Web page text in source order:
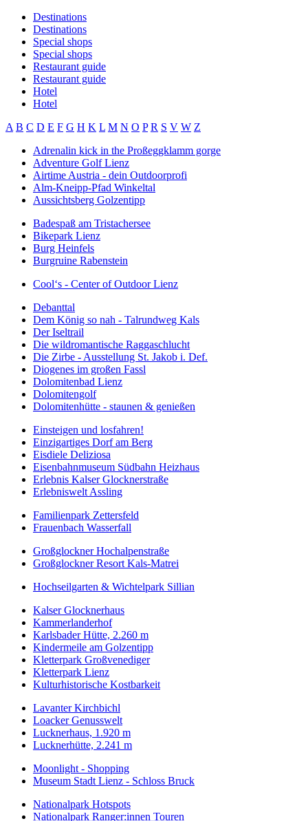
Destinations
Destinations
Special shops
Special shops
Restaurant guide
Restaurant guide
Hotel
Hotel
A B C D E F G H K L M N O P R S V W Z
Adrenalin kick in the Proßeggklamm gorge
Adventure Golf Lienz
Airtime Austria - dein Outdoorprofi
Alm-Kneipp-Pfad Winkeltal
Aussichtsberg Golzentipp
Badespaß am Tristachersee
Bikepark Lienz
Burg Heinfels
Burgruine Rabenstein
Cool‘s - Center of Outdoor Lienz
Debanttal
Dem König so nah - Talrundweg Kals
Der Iseltrail
Die wildromantische Raggaschlucht
Die Zirbe - Ausstellung St. Jakob i. Def.
Diogenes im großen Fassl
Dolomitenbad Lienz
Dolomitengolf
Dolomitenhütte - staunen & genießen
Einsteigen und losfahren!
Einzigartiges Dorf am Berg
Eisdiele Deliziosa
Eisenbahnmuseum Südbahn Heizhaus
Erlebnis Kalser Glocknerstraße
Erlebniswelt Assling
Familienpark Zettersfeld
Frauenbach Wasserfall
Großglockner Hochalpenstraße
Großglockner Resort Kals-Matrei
Hochseilgarten & Wichtelpark Sillian
Kalser Glocknerhaus
Kammerlanderhof
Karlsbader Hütte, 2.260 m
Kindermeile am Golzentipp
Kletterpark Großvenediger
Kletterpark Lienz
Kulturhistorische Kostbarkeit
Lavanter Kirchbichl
Loacker Genusswelt
Lucknerhaus, 1.920 m
Lucknerhütte, 2.241 m
Moonlight - Shopping
Museum Stadt Lienz - Schloss Bruck
Nationalpark Hotspots
Nationalpark Ranger:innen Touren